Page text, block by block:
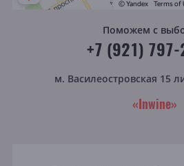
Поможем с
+7 (921)
м. Василеостровская 15
«Inwine»